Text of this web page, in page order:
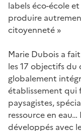
labels éco-école
produire
citoyenneté »
Marie Dubois a
les 17 objectifs
globalement
établissement qui
paysagistes,
ressource en
développés avec